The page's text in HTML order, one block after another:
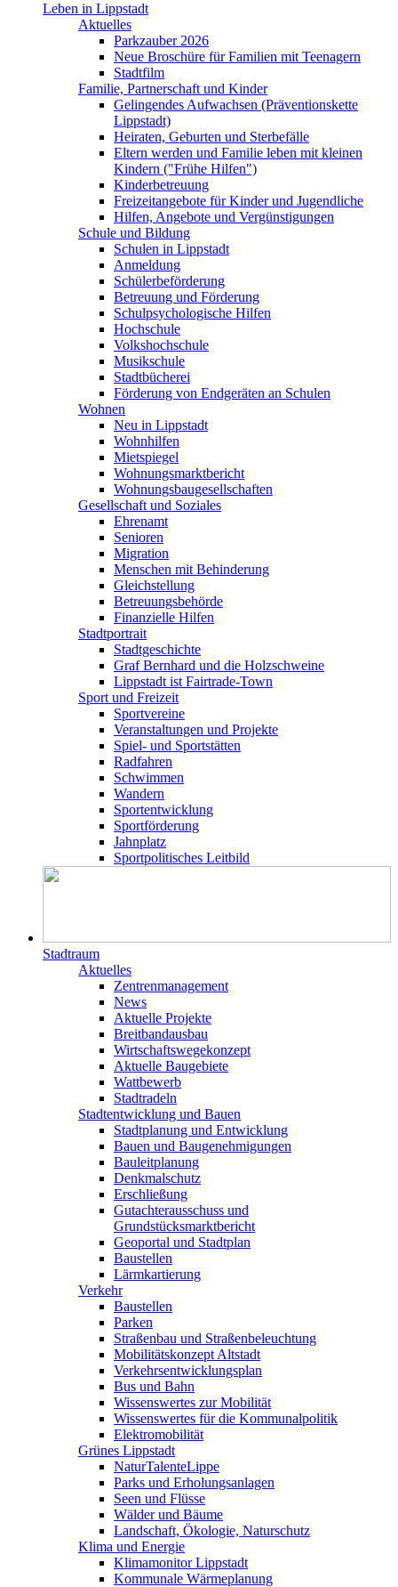
Leben in Lippstadt
Aktuelles
Parkzauber 2026
Neue Broschüre für Familien mit Teenagern
Stadtfilm
Familie, Partnerschaft und Kinder
Gelingendes Aufwachsen (Präventionskette
Lippstadt)
Heiraten, Geburten und Sterbefälle
Eltern werden und Familie leben mit kleinen
Kindern ("Frühe Hilfen")
Kinderbetreuung
Freizeitangebote für Kinder und Jugendliche
Hilfen, Angebote und Vergünstigungen
Schule und Bildung
Schulen in Lippstadt
Anmeldung
Schülerbeförderung
Betreuung und Förderung
Schulpsychologische Hilfen
Hochschule
Volkshochschule
Musikschule
Stadtbücherei
Förderung von Endgeräten an Schulen
Wohnen
Neu in Lippstadt
Wohnhilfen
Mietspiegel
Wohnungsmarktbericht
Wohnungsbaugesellschaften
Gesellschaft und Soziales
Ehrenamt
Senioren
Migration
Menschen mit Behinderung
Gleichstellung
Betreuungsbehörde
Finanzielle Hilfen
Stadtportrait
Stadtgeschichte
Graf Bernhard und die Holzschweine
Lippstadt ist Fairtrade-Town
Sport und Freizeit
Sportvereine
Veranstaltungen und Projekte
Spiel- und Sportstätten
Radfahren
Schwimmen
Wandern
Sportentwicklung
Sportförderung
Jahnplatz
Sportpolitisches Leitbild
Stadtraum
Aktuelles
Zentrenmanagement
News
Aktuelle Projekte
Breitbandausbau
Wirtschaftswegekonzept
Aktuelle Baugebiete
Wattbewerb
Stadtradeln
Stadtentwicklung und Bauen
Stadtplanung und Entwicklung
Bauen und Baugenehmigungen
Bauleitplanung
Denkmalschutz
Erschließung
Gutachterausschuss und
Grundstücksmarktbericht
Geoportal und Stadtplan
Baustellen
Lärmkartierung
Verkehr
Baustellen
Parken
Straßenbau und Straßenbeleuchtung
Mobilitätskonzept Altstadt
Verkehrsentwicklungsplan
Bus und Bahn
Wissenswertes zur Mobilität
Wissenswertes für die Kommunalpolitik
Elektromobilität
Grünes Lippstadt
NaturTalenteLippe
Parks und Erholungsanlagen
Seen und Flüsse
Wälder und Bäume
Landschaft, Ökologie, Naturschutz
Klima und Energie
Klimamonitor Lippstadt
Kommunale Wärmeplanung